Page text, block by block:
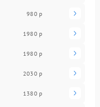
980 р
1980 р
1980 р
2030 р
1380 р